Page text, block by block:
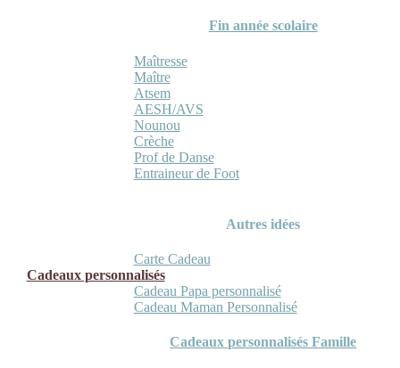
Fin année scolaire
Maîtresse
Maître
Atsem
AESH/AVS
Nounou
Crèche
Prof de Danse
Entraineur de Foot
Autres idées
Carte Cadeau
Cadeaux personnalisés
Cadeau Papa personnalisé
Cadeau Maman Personnalisé
Cadeaux personnalisés Famille